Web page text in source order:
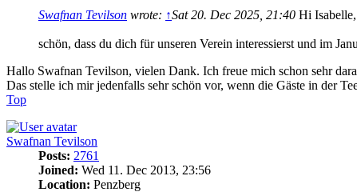
Swafnan Tevilson wrote: ↑Sat 20. Dec 2025, 21:40 Hi Isabelle,
schön, dass du dich für unseren Verein interessierst und im
Hallo Swafnan Tevilson, vielen Dank. Ich freue mich schon sehr
Das stelle ich mir jedenfalls sehr schön vor, wenn die Gäste in der
Top
Swafnan Tevilson
Posts: 2761
Joined: Wed 11. Dec 2013, 23:56
Location: Penzberg